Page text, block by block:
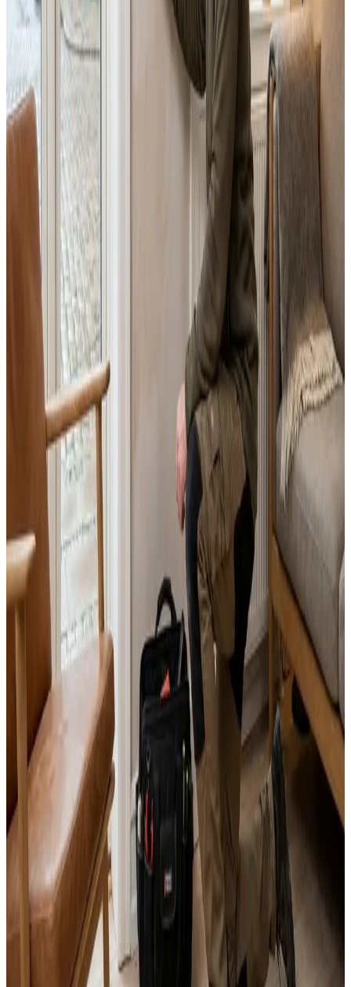
Dimensionering efter BR18 og AT-krav
Landsdækkende service
Alle mærker og systemer
Indhent tilbudRing 70 60 30 04